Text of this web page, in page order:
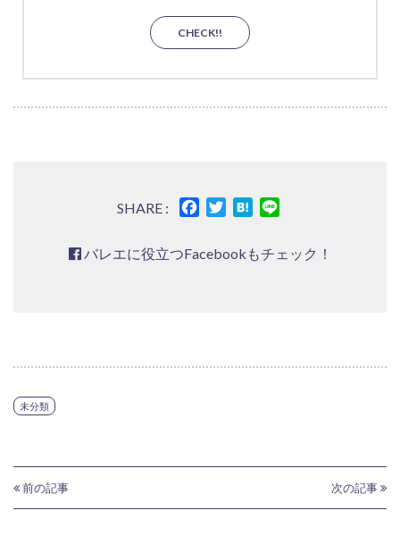
CHECK!!
SHARE : FacebookTwitterHatena
バレエに役立つFacebookもチェック！
未分類
前の記事 次の記事